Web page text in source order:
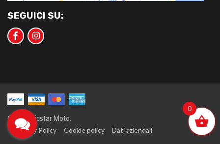
SEGUICI SU:
©2020 Sicstar Moto.
Privacy Policy Cookie policy Dati aziendali
0